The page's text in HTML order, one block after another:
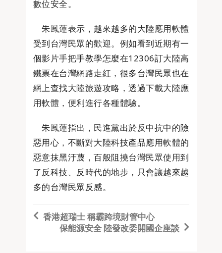
數位安全。
朱鳳蓮表示，越來越多的大陸應用軟體
受到台灣民眾的歡迎。例如看到近期有一
個影片手把手教學怎麼在12306訂大陸高
鐵票在台灣網路走紅，很多台灣民眾也在
網上查找大陸旅遊攻略，透過下載大陸應
用軟體，便利進行各種體驗。
朱鳳蓮指出，民進黨出於反中抗中的險
惡用心，不斷對大陸科技產品應用軟體的
惡意抹黑汙蔑，百般阻撓台灣民眾使用到
了反科技、反時代的地步，只會讓越來越
多的台灣民眾反感。
香港超瑞士 稱霸跨境財管中心
保能源安全 陸發改委開國企座談